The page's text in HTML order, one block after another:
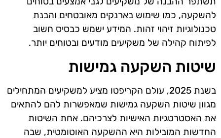
להשקעה, כמו שימוש בארנקים מאובטחים והבנת
טכנולוגיות זיהוי זהות. המידע ישמש כבסיס חשוב
לפיתוח קהילה של משקיעים מודעים ובטוחים יותר.
שיטות השקעה גמישות
בשנת 2025, עולם הקריפטו מציע למשקיעים המתחילים
מגוון שיטות השקעה גמישות שמאפשרות להם להתאים
את האסטרטגיות האישיות לצרכיהם. אחת השיטות
החדשות המובילות היא ההשקעה האוטומטית, שבה